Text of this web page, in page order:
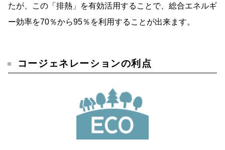
たが、この「排熱」を有効活用することで、総合エネルギ
ー効率を70％から95％を利用することが出来ます。
コージェネレーションの利点